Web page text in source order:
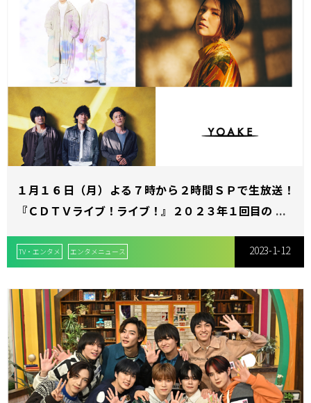
１月１６日（月）よる７時から２時間ＳＰで生放送！
『ＣＤＴＶライブ！ライブ！』２０２３年１回目の放送
TV・エンタメ エンタメニュース 2023-1-12